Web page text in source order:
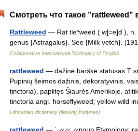
Смотреть что такое "rattleweed"
Rattleweed — Rat tle*weed ( w[=e]d ), n.
genus {Astragalus}. See {Milk vetch}.
Collaborative International Dictionary of English
rattleweed — dažinė barškė statusas T
Pupinių šeimos dažinis, dekoratyvinis,
tinctoria), paplitęs Šiaurės Amerikoje.
tinctoria angl. horseflyweed; yellow wild
Lithuanian dictionary (lietuvių žodynas)